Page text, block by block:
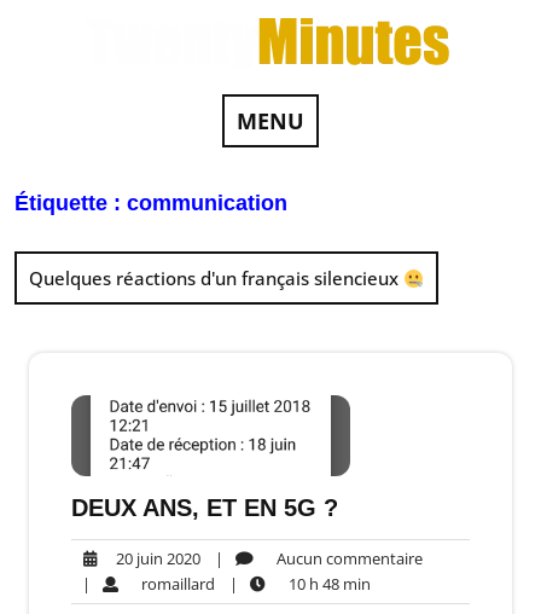
MENU
Étiquette : communication
Quelques réactions d'un français silencieux
DEUX ANS, ET EN 5G ?
20 juin 2020 |
Aucun commentaire
|
romaillard | 10 h 48 min